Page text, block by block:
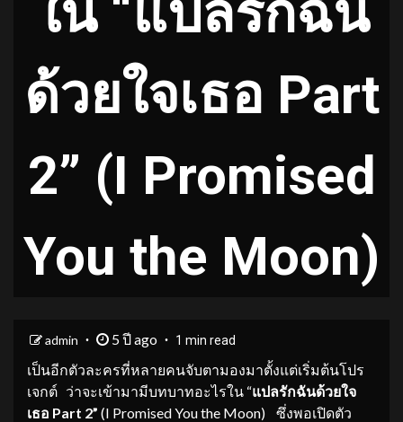
ใน “แปลรักฉัน
ด้วยใจเธอ Part
2” (I Promised
You the Moon)
admin 5 ปี ago 1 min read
เป็นอีกตัวละครที่หลายคนจับตามองมาตั้งแต่เริ่มต้นโปร
เจกต์ ว่าจะเข้ามามีบทบาทอะไรใน “แปลรักฉันด้วยใจ
เธอ Part 2” (I Promised You the Moon) ซึ่งพอเปิดตัว